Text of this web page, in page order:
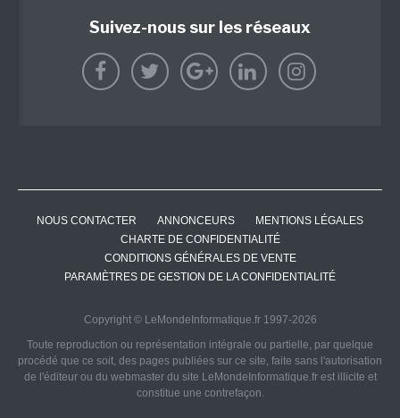
Suivez-nous sur les réseaux
NOUS CONTACTER ANNONCEURS
MENTIONS LÉGALES
CHARTE DE CONFIDENTIALITÉ
CONDITIONS GÉNÉRALES DE VENTE
PARAMÈTRES DE GESTION DE LA CONFIDENTIALITÉ
Copyright © LeMondeInformatique.fr 1997-2026
Toute reproduction ou représentation intégrale ou partielle, par quelque
procédé que ce soit, des pages publiées sur ce site, faite sans l'autorisation
de l'éditeur ou du webmaster du site LeMondeInformatique.fr est illicite et
constitue une contrefaçon.